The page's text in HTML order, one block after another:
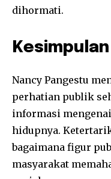
dihormati.
Kesimpulan
Nancy Pangestu
perhatian publik
informasi
hidupnya.
bagaimana figur
masyarakat